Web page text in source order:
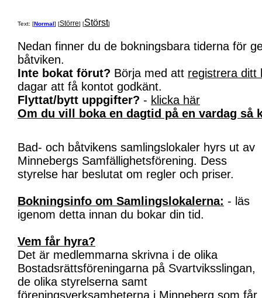
Text: [Normal] [Större] [Störst]
Nedan finner du de bokningsbara tiderna för
båtviken.
Inte bokat förut? Börja med att registrera ditt
dagar att få kontot godkänt.
Flyttat/bytt uppgifter? - klicka här
Om du vill boka en dagtid på en vardag så
Bad- och båtvikens samlingslokaler hyrs ut av
Minnebergs Samfällighetsförening. Dess
styrelse har beslutat om regler och priser.
Bokningsinfo om Samlingslokalerna: - läs
igenom detta innan du bokar din tid.
Vem får hyra?
Det är medlemmarna skrivna i de olika
Bostadsrättsföreningarna på Svartviksslingan,
de olika styrelserna samt
föreningsverksamheterna i Minneberg som får